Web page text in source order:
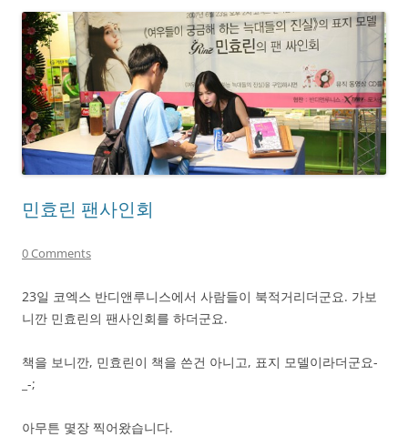
민효린 팬사인회
0 Comments
23일 코엑스 반디앤루니스에서 사람들이 북적거리더군요. 가보
니깐 민효린의 팬사인회를 하더군요.
책을 보니깐, 민효린이 책을 쓴건 아니고, 표지 모델이라더군요-
_-;
아무튼 몇장 찍어왔습니다.